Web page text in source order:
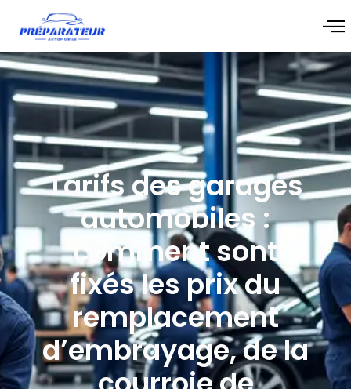
Tarifs des garages
automobiles :
comment sont
fixés les prix du
remplacement
d’embrayage, de la